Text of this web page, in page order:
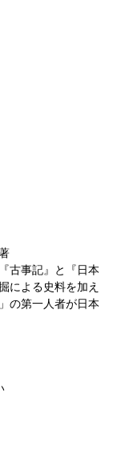
古事記』と『日本
による史料を加え
の第一人者が日本